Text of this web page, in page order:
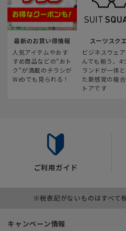
最新のお買い得情報
人気アイテムやおす
すめ商品などの“おト
ク“が満載のチラシが
Webでも見られる！
スーツスク
ビジネスウェ
んでも揃う、4
ランドが一体
た新感覚の複
トアです
ご利用ガイド
※税表記がないものはすべて
キャンペーン情報